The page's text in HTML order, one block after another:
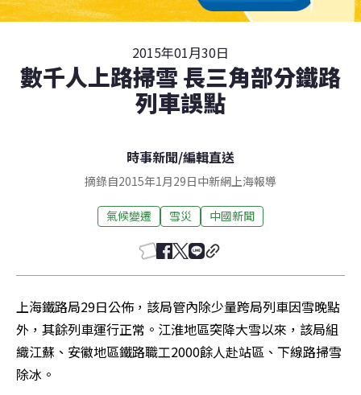
2015年01月30日
數千人上路掃雪 長三角部分鐵路
列車誤點
時事新聞/編輯直送
摘錄自2015年1月29日中新網上海報導
氣候變遷 雪災 中國新聞
上海鐵路局29日公佈，該局管內除少量跨局列車因雪晚點
外，其餘列車運行正常。江淮地區突降大雪以來，該局組
織江蘇、安徽地區鐵路職工2000餘人赴站區、下線路掃雪
除冰。